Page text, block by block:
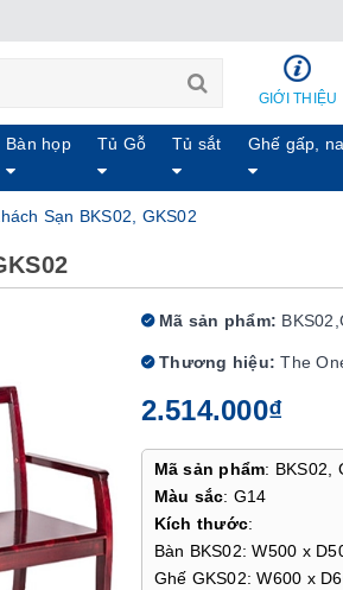
GIỚI THIỆU
Bàn họp Tủ Gỗ Tủ sắt Ghế gấp,
Sạn BKS02, GKS02
Mã sản phẩm:
Thương hiệu: The
2.514.000₫
Mã sản phẩm: BKS02,
Màu sắc: G14
Kích thước:
Bàn BKS02: W500 x
Ghế GKS02: W600 x